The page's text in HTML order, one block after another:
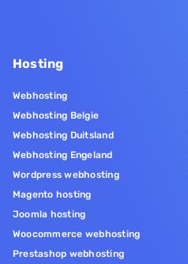
Hosting
Webhosting
Webhosting Belgie
Webhosting Duitsland
Webhosting Engeland
Wordpress webhosting
Magento hosting
Joomla hosting
Woocommerce webhosting
Prestashop webhosting